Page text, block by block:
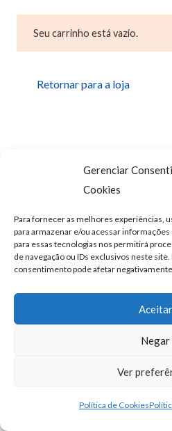
Gerenciar
Cookies
Para fornecer as melhores experiências,
para armazenar e/ou acessar
para essas tecnologias nos permitirá
de navegação ou IDs exclusivos neste
consentimento pode afetar
Aceitar
Negar
Ver
Política de Cookies
Seu carrinho está vazio.
Retornar para a loja
GANEP | Todos os direitos